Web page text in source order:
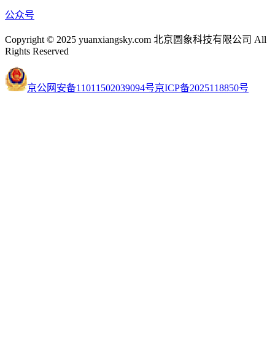
公众号
Copyright © 2025 yuanxiangsky.com 北京圆象科技有限公司 All
Rights Reserved
京公网安备11011502039094号京ICP备2025118850号